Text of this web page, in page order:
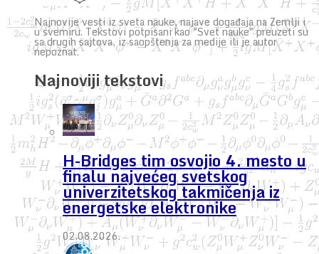
Najnovije vesti iz sveta nauke, najave događaja na Zemlji i
u svemiru. Tekstovi potpisani kao "Svet nauke" preuzeti su
sa drugih sajtova, iz saopštenja za medije ili je autor
nepoznat.
Najnoviji tekstovi
H-Bridges tim osvojio 4. mesto u
finalu najvećeg svetskog
univerzitetskog takmičenja iz
energetske elektronike
02.08.2026.